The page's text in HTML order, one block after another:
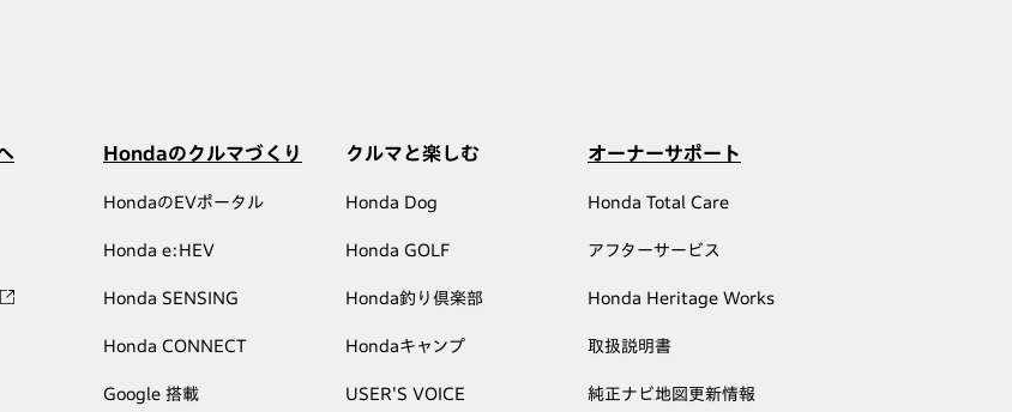
Hondaのクルマづくり
HondaのEVポータル
Honda e:HEV
Honda SENSING
Honda CONNECT
Google 搭載
クルマと楽しむ
Honda Dog
Honda GOLF
Honda釣り倶楽部
Hondaキャンプ
USER'S VOICE
オーナーサポート
Honda Total Care
アフターサービス
Honda Heritage Works
取扱説明書
純正ナビ地図更新情報